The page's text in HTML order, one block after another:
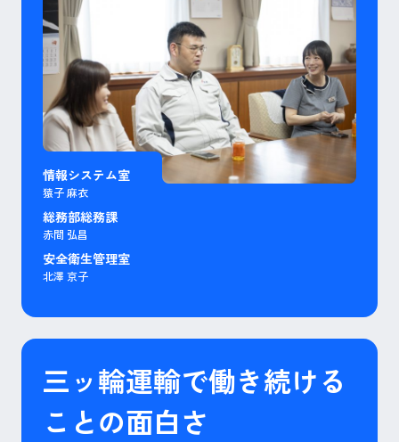
情報システム室
猿子 麻衣
総務部総務課
赤間 弘昌
安全衛生管理室
北澤 京子
三ッ輪運輸で働き続ける
ことの面白さ